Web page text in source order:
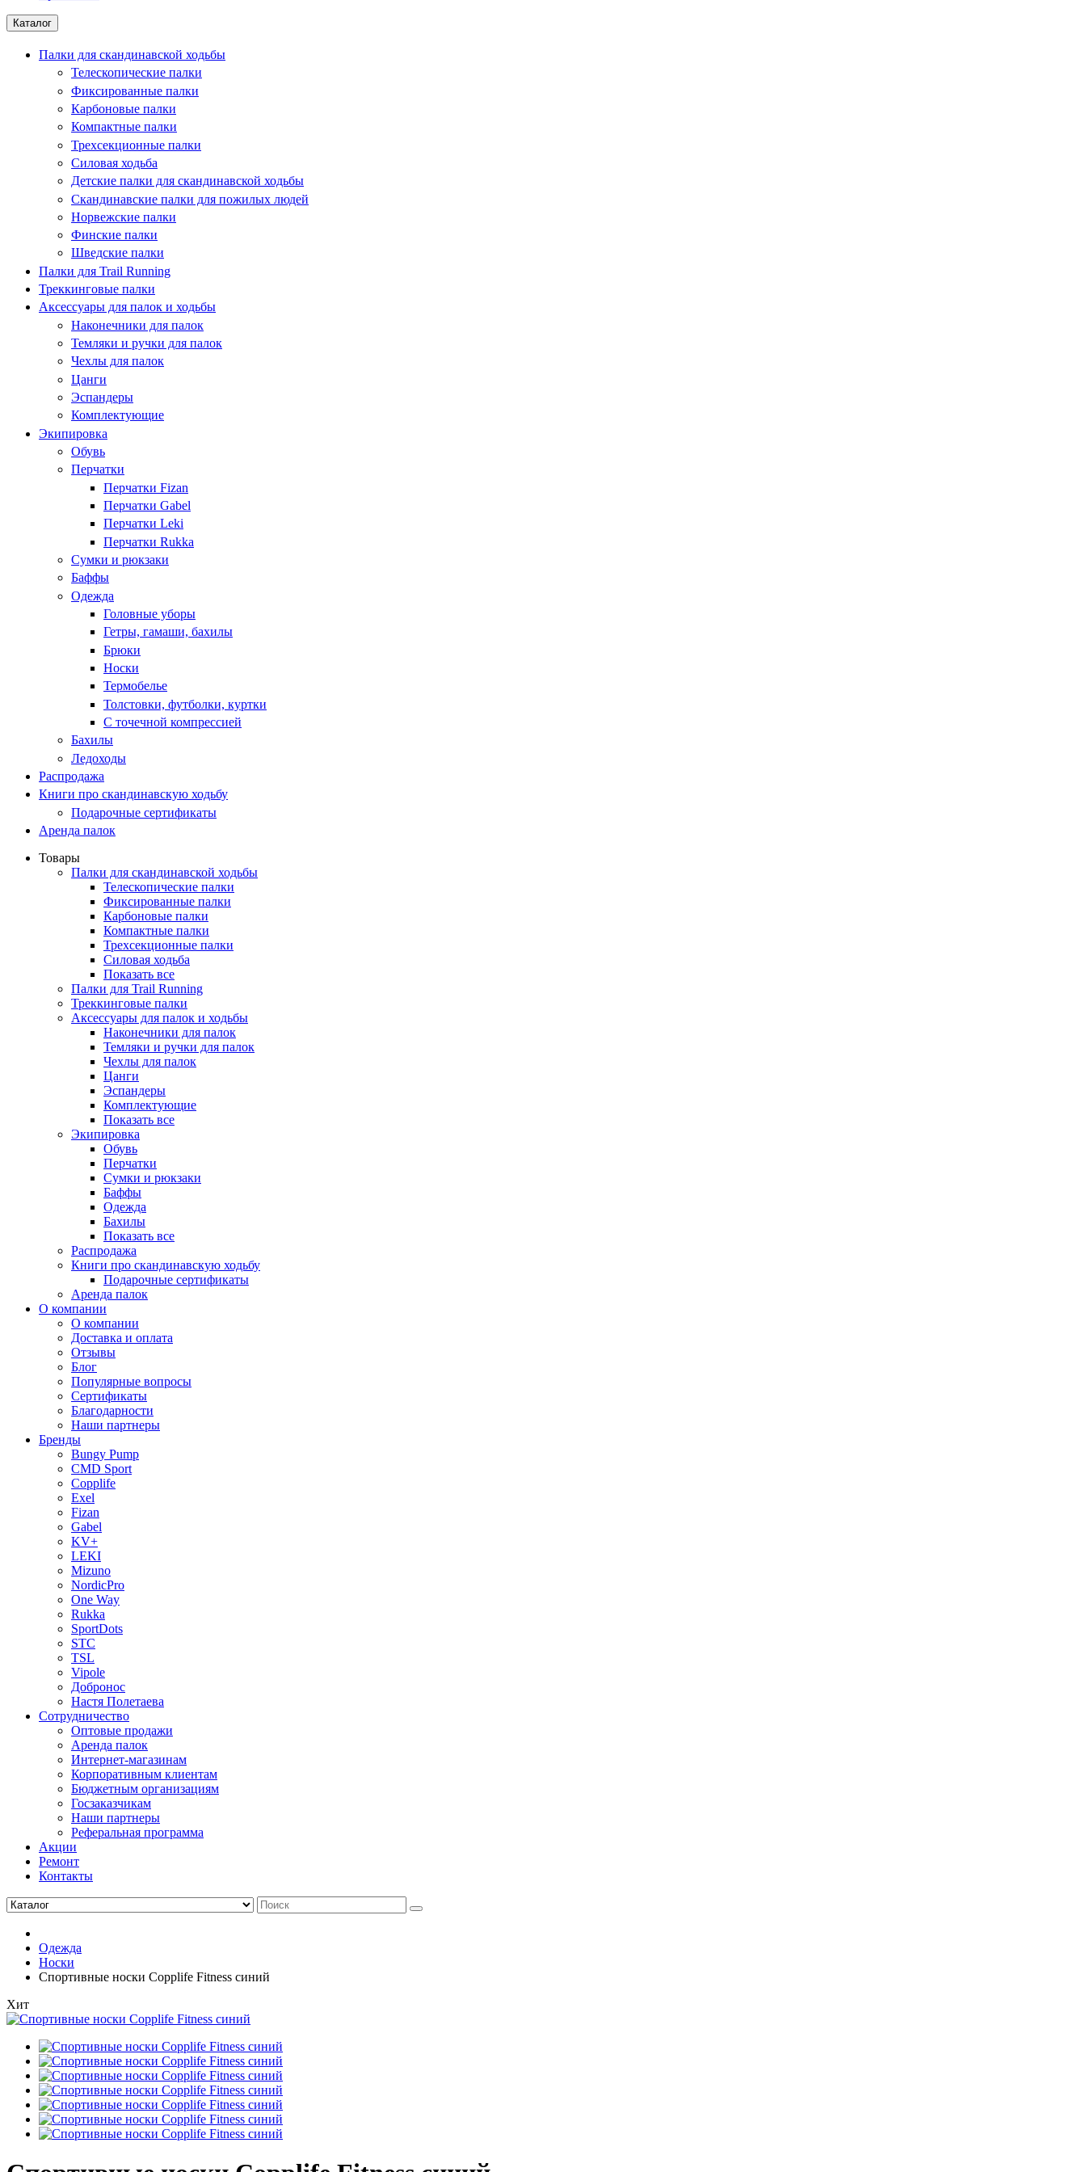
Каталог
Палки для скандинавской ходьбы
Телескопические палки
Фиксированные палки
Карбоновые палки
Компактные палки
Трехсекционные палки
Силовая ходьба
Детские палки для скандинавской ходьбы
Скандинавские палки для пожилых людей
Норвежские палки
Финские палки
Шведские палки
Палки для Trail Running
Треккинговые палки
Аксессуары для палок и ходьбы
Наконечники для палок
Темляки и ручки для палок
Чехлы для палок
Цанги
Эспандеры
Комплектующие
Экипировка
Обувь
Перчатки
Перчатки Fizan
Перчатки Gabel
Перчатки Leki
Перчатки Rukka
Сумки и рюкзаки
Баффы
Одежда
Головные уборы
Гетры, гамаши, бахилы
Брюки
Носки
Термобелье
Толстовки, футболки, куртки
С точечной компрессией
Бахилы
Ледоходы
Распродажа
Книги про скандинавскую ходьбу
Подарочные сертификаты
Аренда палок
Товары
Палки для скандинавской ходьбы
Телескопические палки
Фиксированные палки
Карбоновые палки
Компактные палки
Трехсекционные палки
Силовая ходьба
Показать все
Палки для Trail Running
Треккинговые палки
Аксессуары для палок и ходьбы
Наконечники для палок
Темляки и ручки для палок
Чехлы для палок
Цанги
Эспандеры
Комплектующие
Показать все
Экипировка
Обувь
Перчатки
Сумки и рюкзаки
Баффы
Одежда
Бахилы
Показать все
Распродажа
Книги про скандинавскую ходьбу
Подарочные сертификаты
Аренда палок
О компании
О компании
Доставка и оплата
Отзывы
Блог
Популярные вопросы
Сертификаты
Благодарности
Наши партнеры
Бренды
Bungy Pump
CMD Sport
Copplife
Exel
Fizan
Gabel
KV+
LEKI
Mizuno
NordicPro
One Way
Rukka
SportDots
STC
TSL
Vipole
Добронос
Настя Полетаева
Сотрудничество
Оптовые продажи
Аренда палок
Интернет-магазинам
Корпоративным клиентам
Бюджетным организациям
Госзаказчикам
Наши партнеры
Реферальная программа
Акции
Ремонт
Контакты
Одежда
Носки
Спортивные носки Copplife Fitness синий
Хит